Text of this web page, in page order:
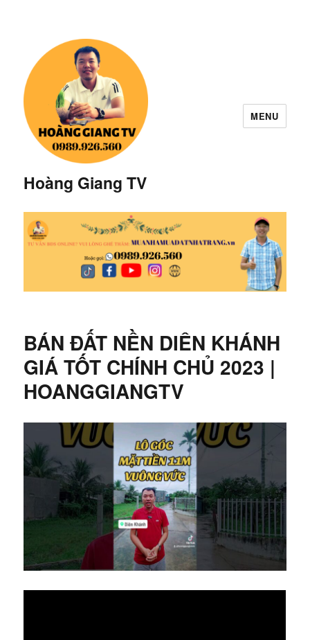
Hoàng Giang TV
MENU
BÁN ĐẤT NỀN DIÊN KHÁNH
GIÁ TỐT CHÍNH CHỦ 2023 |
HOANGGIANGTV